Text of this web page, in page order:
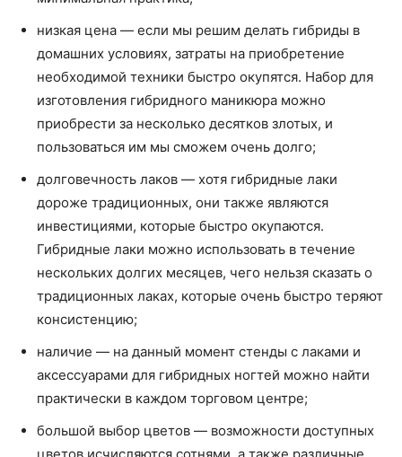
низкая цена — если мы решим делать гибриды в
домашних условиях, затраты на приобретение
необходимой техники быстро окупятся. Набор для
изготовления гибридного маникюра можно
приобрести за несколько десятков злотых, и
пользоваться им мы сможем очень долго;
долговечность лаков — хотя гибридные лаки
дороже традиционных, они также являются
инвестициями, которые быстро окупаются.
Гибридные лаки можно использовать в течение
нескольких долгих месяцев, чего нельзя сказать о
традиционных лаках, которые очень быстро теряют
консистенцию;
наличие — на данный момент стенды с лаками и
аксессуарами для гибридных ногтей можно найти
практически в каждом торговом центре;
большой выбор цветов — возможности доступных